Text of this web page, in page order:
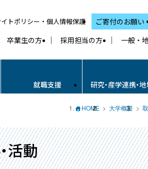
トポリシー・個人情報保護 ご寄付のお願い
卒業生の方 採用担当の方 一般・
就職支援 研究・産学連携・
HOME 大学概要
活動